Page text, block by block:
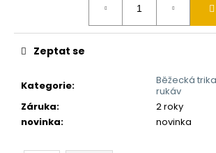
Kategorie:
Běžecká
rukáv
Záruka:
2 roky
novinka: novinka
Zeptat se